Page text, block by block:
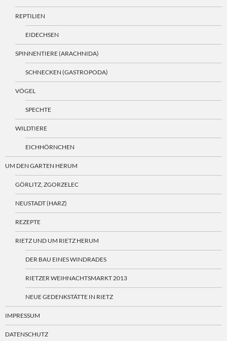
REPTILIEN
EIDECHSEN
SPINNENTIERE (ARACHNIDA)
SCHNECKEN (GASTROPODA)
VÖGEL
SPECHTE
WILDTIERE
EICHHÖRNCHEN
UM DEN GARTEN HERUM
GÖRLITZ, ZGORZELEC
NEUSTADT (HARZ)
REZEPTE
RIETZ UND UM RIETZ HERUM
DER BAU EINES WINDRADES
RIETZER WEIHNACHTSMARKT 2013
NEUE GEDENKSTÄTTE IN RIETZ
IMPRESSUM
DATENSCHUTZ